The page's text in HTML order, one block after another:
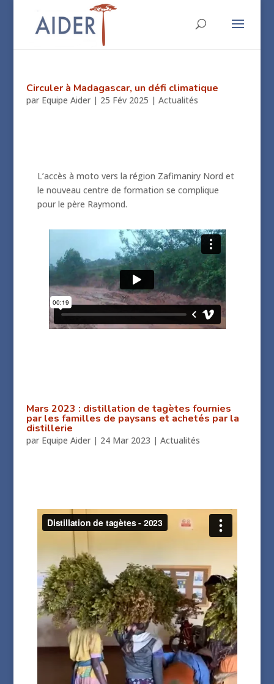
Circuler à Madagascar, un défi climatique
par Equipe Aider| 25 Fév 2025 | Actualités
L’accès à moto vers la région Zafimaniry Nord et
le nouveau centre de formation se complique
pour le père Raymond.
Mars 2023 : distillation de tagètes fournies
par les familles de paysans et achetés par la
distillerie
par Equipe Aider| 24 Mar 2023 | Actualités